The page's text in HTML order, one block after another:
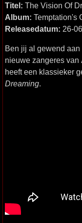
Titel: The Vision Of
Album: Temptation's
Releasedatum: 26-
Ben jij al gewend
nieuwe zangeres van
heeft een klassieker
Dreaming.